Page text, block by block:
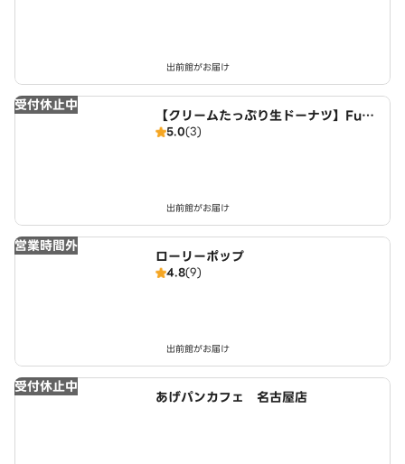
出前館がお届け
受付休止中
【クリームたっぷり生ドーナツ】FuW
aDonuts 丹波川中店
5.0(3)
出前館がお届け
営業時間外
ローリーポップ
4.8(9)
出前館がお届け
受付休止中
あげパンカフェ 名古屋店